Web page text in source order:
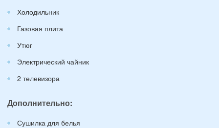
Холодильник
Газовая плита
Утюг
Электрический чайник
2 телевизора
Дополнительно:
Сушилка для белья